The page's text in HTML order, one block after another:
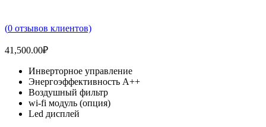
(0 отзывов клиентов)
41,500.00₽
Инверторное управление
Энергоэффективность А++
Воздушный фильтр
wi-fi модуль (опция)
Led дисплей